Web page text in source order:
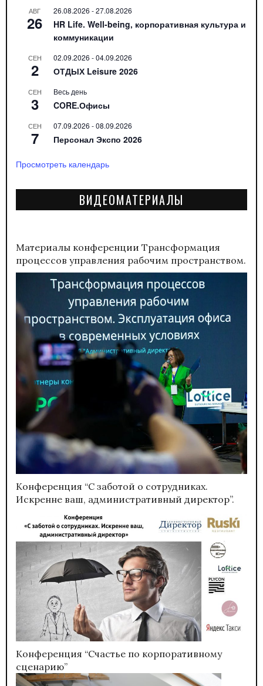
АВГ
26
26.08.2026 -27.08.2026
HR Life. Well-being, корпоративная культура и
коммуникации
СЕН
2
02.09.2026 -04.09.2026
ОТДЫХ Leisure 2026
СЕН
3
Весь день
CORE.Офисы
СЕН
7
07.09.2026 -08.09.2026
Персонал Экспо 2026
Просмотреть календарь
ВИДЕОМАТЕРИАЛЫ
Материалы конференции Трансформация
процессов управления рабочим пространством.
Конференция “С заботой о сотрудниках.
Искренне ваш, административный директор”.
Конференция “Счастье по корпоративному
сценарию”